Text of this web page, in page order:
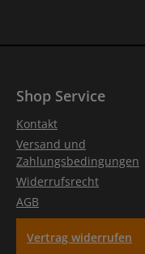
Shop Service
Kontakt
Versand und
Zahlungsbedingungen
Widerrufsrecht
AGB
Vertrag widerrufen